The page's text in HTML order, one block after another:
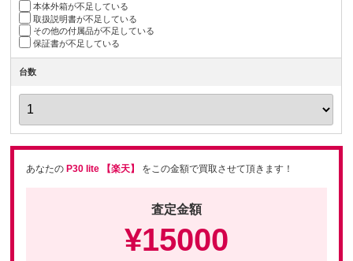
本体外箱が不足している
取扱説明書が不足している
その他の付属品が不足している
保証書が不足している
台数
あなたの P30 lite 【楽天】 をこの金額で買取させて頂きます！
査定金額
¥15000